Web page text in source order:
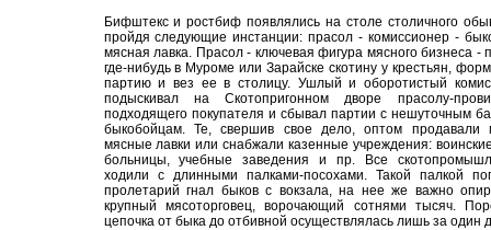
Бифштекс и ростбиф появлялись на столе столичного
пройдя следующие инстанции: прасол - комиссионер -
мясная лавка. Прасол - ключевая фигура мясного бизнеса -
где-нибудь в Муроме или Зарайске скотину у крестьян,
партию и вез ее в столицу. Ушлый и оборотистый
подыскивал на Скотопригонном дворе прасолу-
подходящего покупателя и сбывал партии с нешуточным
быкобойцам. Те, свершив свое дело, оптом продавали
мясные лавки или снабжали казенные учреждения:
больницы, учебные заведения и пр. Все
ходили с длинными палками-посохами. Такой палкой
пролетарий гнал быков с вокзала, на нее же важно
крупный мясоторговец, ворочающий сотнями тысяч.
цепочка от быка до отбивной осуществлялась лишь за один